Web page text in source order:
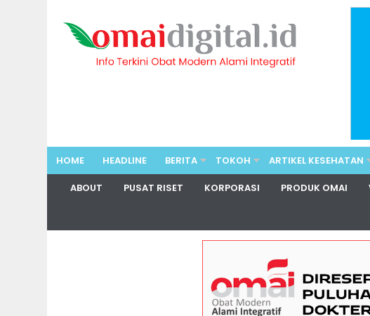
HOME HEADLINE BERITA TOKOH ARTIKEL KESEHATAN
ABOUT PUSAT RISET KORPORASI PRODUK OMAI